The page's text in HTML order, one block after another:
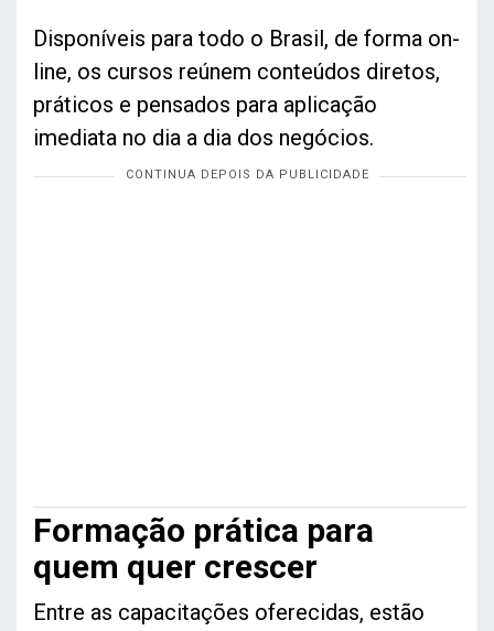
Disponíveis para todo o Brasil, de forma on-
line, os cursos reúnem conteúdos diretos,
práticos e pensados para aplicação
imediata no dia a dia dos negócios.
Formação prática para
quem quer crescer
Entre as capacitações oferecidas, estão